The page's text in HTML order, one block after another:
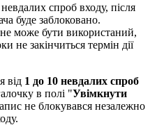
спроб входу, після
буде заблоковано.
може бути використаний,
не закінчиться термін дії
від 1 до 10 невдалих спроб
в полі "Увімкнути
не блокувався незалежно